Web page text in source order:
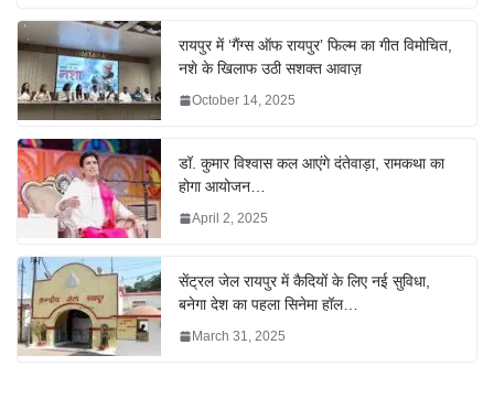
रायपुर में ‘गैंग्स ऑफ रायपुर’ फिल्म का गीत विमोचित,
नशे के खिलाफ उठी सशक्त आवाज़
October 14, 2025
डॉ. कुमार विश्वास कल आएंगे दंतेवाड़ा, रामकथा का
होगा आयोजन…
April 2, 2025
सेंट्रल जेल रायपुर में कैदियों के लिए नई सुविधा,
बनेगा देश का पहला सिनेमा हॉल…
March 31, 2025